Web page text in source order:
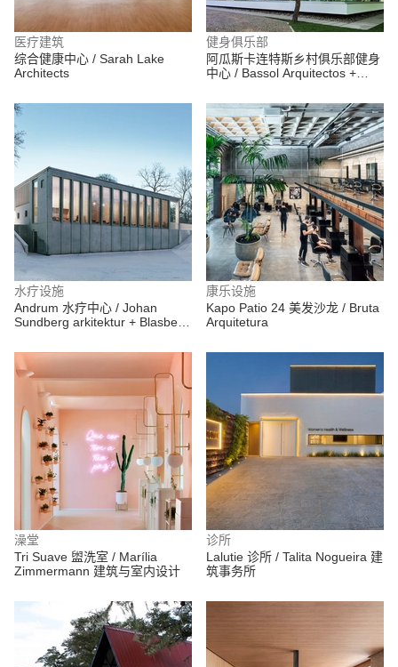
医疗建筑
综合健康中心 / Sarah Lake
Architects
健身俱乐部
阿瓜斯卡连特斯乡村俱乐部健身
中心 / Bassol Arquitectos +
水疗设施
Andrum 水疗中心 / Johan
Sundberg arkitektur + Blasberg
康乐设施
Kapo Patio 24 美发沙龙 / Bruta
Arquitetura
澡堂
Tri Suave 盥洗室 / Marília
Zimmermann 建筑与室内设计
诊所
Lalutie 诊所 / Talita Nogueira 建
筑事务所